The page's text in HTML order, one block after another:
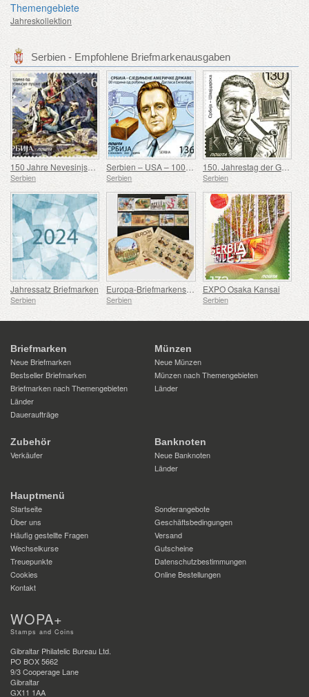
Themengebiete
Jahreskollektion
Serbien - Empfohlene Briefmarkenausgaben
150 Jahre Nevesinjska puška
Serbien Serbien
150. Jahrestag der Geburt von Rodolphe Archibald Reiss
Serbien
Jahressatz Briefmarken
Serbien
Europa-Briefmarkensatz 2007-2016
Serbien
EXPO Osaka Kansai
Serbien
Briefmarken
Neue Briefmarken
Bestseller Briefmarken
Briefmarken nach Themengebieten
Länder
Daueraufträge
Münzen
Neue Münzen
Münzen nach Themengebieten
Länder
Zubehör
Verkäufer
Banknoten
Neue Banknoten
Länder
Hauptmenü
Startseite
Sonderangebote
Über uns
Geschäftsbedingungen
Häufig gestellte Fragen
Versand
Wechselkurse
Gutscheine
Treuepunkte
Datenschutzbestimmungen
Cookies
Online Bestellungen
Kontakt
WOPA+
Stamps and Coins
Gibraltar Philatelic Bureau Ltd.
PO BOX 5662
9/3 Cooperage Lane
Gibraltar
GX11 1AA